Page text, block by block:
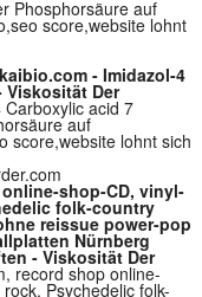
Phosphorsäure auf
score,website lohnt
- Imidazol-4
Viskosität Der
acid 7
auf
score,website lohnt sich
shop-CD, vinyl-
folk-country
reissue power-pop
Nürnberg
- Viskosität Der
record shop online-
Psychedelic folk-